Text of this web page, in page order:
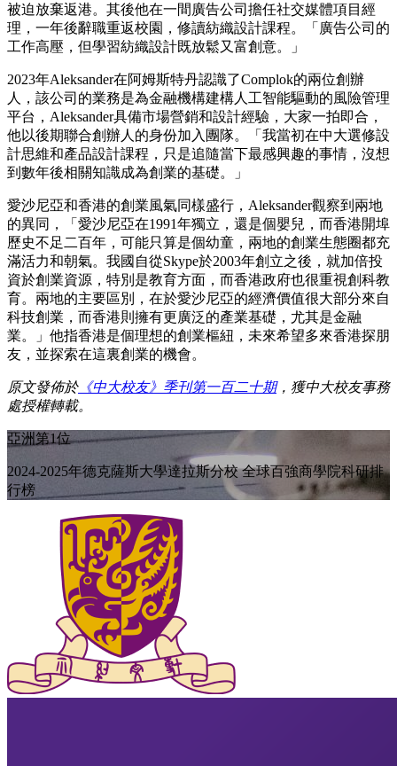
被迫放棄返港。其後他在一間廣告公司擔任社交媒體項目經
理，一年後辭職重返校園，修讀紡織設計課程。「廣告公司的
工作高壓，但學習紡織設計既放鬆又富創意。」
2023年Aleksander在阿姆斯特丹認識了Complok的兩位創辦
人，該公司的業務是為金融機構建構人工智能驅動的風險管理
平台，Aleksander具備市場營銷和設計經驗，大家一拍即合，
他以後期聯合創辦人的身份加入團隊。「我當初在中大選修設
計思維和產品設計課程，只是追隨當下最感興趣的事情，沒想
到數年後相關知識成為創業的基礎。」
愛沙尼亞和香港的創業風氣同樣盛行，Aleksander觀察到兩地
的異同，「愛沙尼亞在1991年獨立，還是個嬰兒，而香港開埠
歷史不足二百年，可能只算是個幼童，兩地的創業生態圈都充
滿活力和朝氣。我國自從Skype於2003年創立之後，就加倍投
資於創業資源，特別是教育方面，而香港政府也很重視創科教
育。兩地的主要區別，在於愛沙尼亞的經濟價值很大部分來自
科技創業，而香港則擁有更廣泛的產業基礎，尤其是金融
業。」他指香港是個理想的創業樞紐，未來希望多來香港探朋
友，並探索在這裏創業的機會。
原文發佈於《中大校友》季刊第一百二十期，獲中大校友事務
處授權轉載。
亞洲第1位
2024-2025年德克薩斯大學達拉斯分校 全球百強商學院科研排
行榜